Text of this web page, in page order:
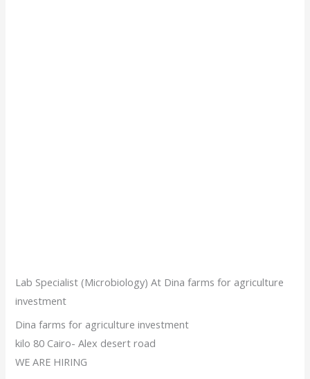
Lab Specialist (Microbiology) At Dina farms for agriculture
investment
Dina farms for agriculture investment
kilo 80 Cairo- Alex desert road
WE ARE HIRING